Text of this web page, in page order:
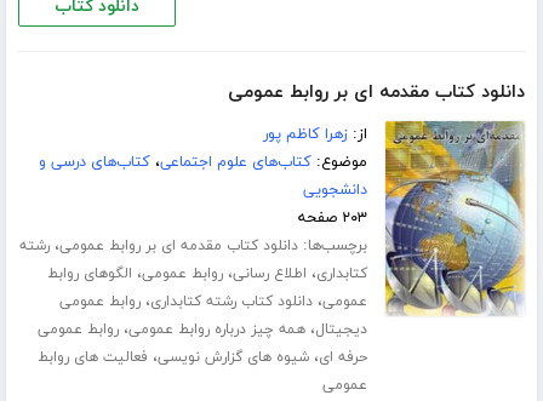
دانلود کتاب
دانلود کتاب مقدمه ای بر روابط عمومی
از:زهرا کاظم پور
موضوع:کتاب‌های علوم اجتماعی،کتاب‌های درسی و
دانشجویی
۲۰۳ صفحه
برچسب‌ها:دانلود کتاب مقدمه ای بر روابط عمومی،رشته
کتابداری، اطلاع رسانی،روابط عمومی، الگوهای روابط
عمومی،دانلود کتاب رشته کتابداری،روابط عمومی
دیجیتال،همه چیز درباره روابط عمومی،روابط عمومی
حرفه ای،شیوه های گزارش نویسی، فعالیت های روابط
عمومی